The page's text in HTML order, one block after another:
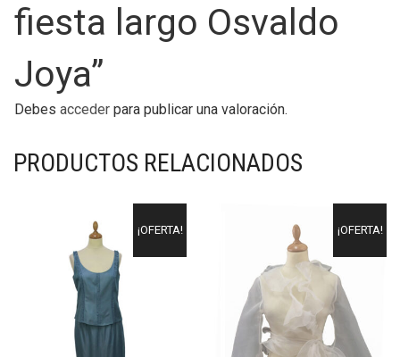
fiesta largo Osvaldo
Joya”
Debes acceder para publicar una valoración.
PRODUCTOS RELACIONADOS
¡OFERTA! ¡OFERTA!